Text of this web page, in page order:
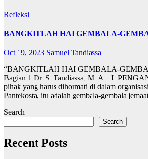
Refleksi
BANGKITLAH HAI GEMBALA-
Oct 19, 2023 Samuel Tandiassa
“BANGKITLAH HAI GEMBALA-
Bagian 1 Dr. S. Tandiassa, M. A. I.
pihak yang harus dihormati di dalam
Pantekosta, itu adalah gembala-gembala
Search
Search
Recent Posts